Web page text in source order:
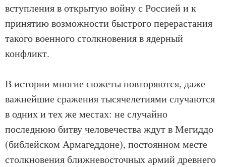
вступления в открытую войну с Россией и к
принятию возможности быстрого перерастания
такого военного столкновения в ядерный
конфликт.
В истории многие сюжеты повторяются, даже
важнейшие сражения тысячелетиями случаются
в одних и тех же местах: не случайно
последнюю битву человечества ждут в Мегиддо
(библейском Армагеддоне), постоянном месте
столкновения ближневосточных армий древнего